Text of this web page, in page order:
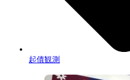
起債観測